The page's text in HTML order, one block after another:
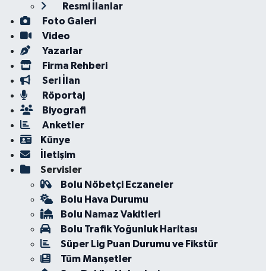
Resmi İlanlar
Foto Galeri
Video
Yazarlar
Firma Rehberi
Seri İlan
Röportaj
Biyografi
Anketler
Künye
İletişim
Servisler
Bolu Nöbetçi Eczaneler
Bolu Hava Durumu
Bolu Namaz Vakitleri
Bolu Trafik Yoğunluk Haritası
Süper Lig Puan Durumu ve Fikstür
Tüm Manşetler